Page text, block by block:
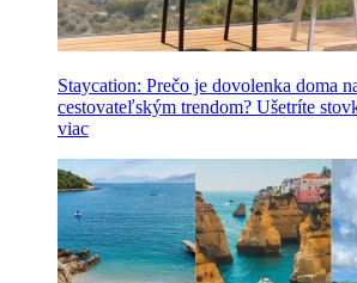
Staycation: Prečo je dovolenka doma
cestovateľským trendom? Ušetríte
viac